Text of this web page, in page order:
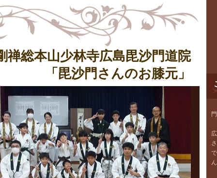
禅総本山少林寺広島毘沙門道院
「毘沙門さんのお膝元」